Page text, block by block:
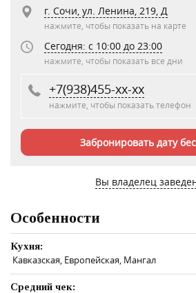
г. Сочи, ул. Ленина, 219, Д
нажмите, чтобы показать на карте
Сегодня: c 10:00 до 23:00
нажмите, чтобы показать все дни
+7(938)455-xx-xx
нажмите, чтобы показать телефон
Забронировать дату
Вы владелец
Особенности
Кухня:
Кавказская, Европейская, Мангал
Средний чек: